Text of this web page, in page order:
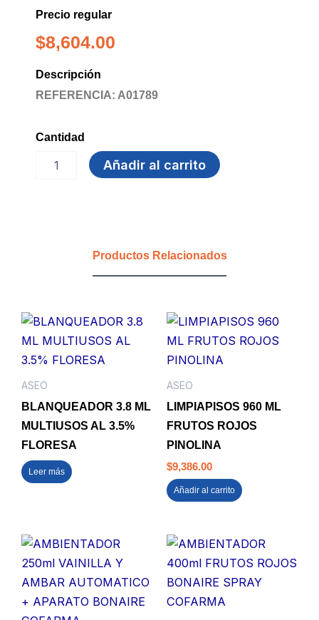
Precio regular
$8,604.00
Descripción
REFERENCIA: A01789
Cantidad
NITRILO
Añadir al carrito
Productos Relacionados
ASEO
BLANQUEADOR 3.8 ML
MULTIUSOS AL 3.5%
FLORESA
Leer más
ASEO
LIMPIAPISOS 960 ML
FRUTOS ROJOS
PINOLINA
$9,386.00
Añadir al carrito